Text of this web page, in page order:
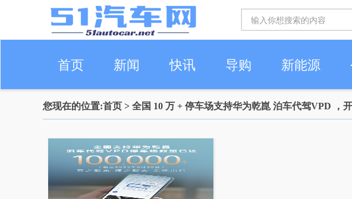
首页 新闻 快讯 导购 新能源
车生活
您现在的位置:首页 > 全国 10 万 + 停车场支持华为乾崑 泊车代驾VPD ，